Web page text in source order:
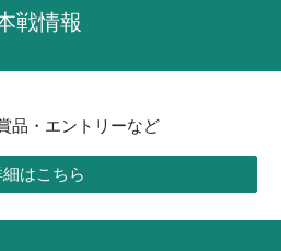
戦情報
品・エントリーなど
はこちら